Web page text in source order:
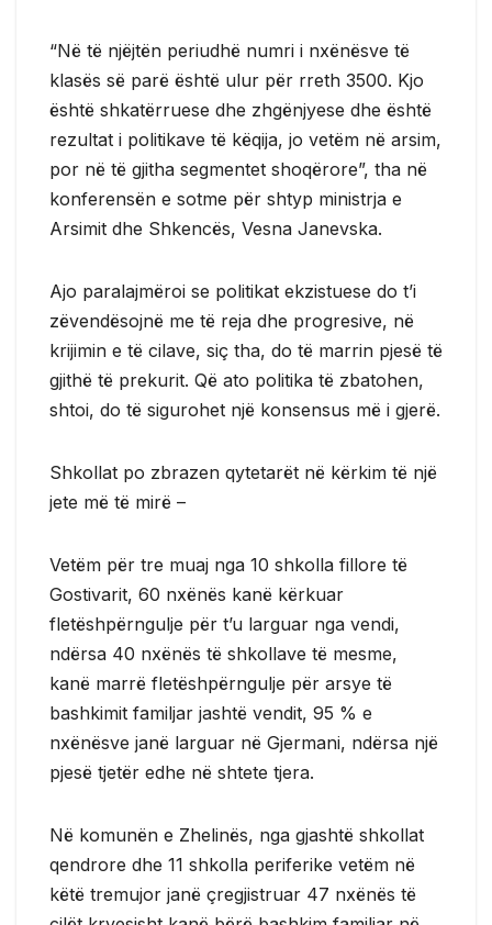
“Në të njëjtën periudhë numri i nxënësve të
klasës së parë është ulur për rreth 3500. Kjo
është shkatërruese dhe zhgënjyese dhe është
rezultat i politikave të këqija, jo vetëm në arsim,
por në të gjitha segmentet shoqërore”, tha në
konferensën e sotme për shtyp ministrja e
Arsimit dhe Shkencës, Vesna Janevska.
Ajo paralajmëroi se politikat ekzistuese do t’i
zëvendësojnë me të reja dhe progresive, në
krijimin e të cilave, siç tha, do të marrin pjesë të
gjithë të prekurit. Që ato politika të zbatohen,
shtoi, do të sigurohet një konsensus më i gjerë.
Shkollat po zbrazen qytetarët në kërkim të një
jete më të mirë –
Vetëm për tre muaj nga 10 shkolla fillore të
Gostivarit, 60 nxënës kanë kërkuar
fletëshpërngulje për t’u larguar nga vendi,
ndërsa 40 nxënës të shkollave të mesme,
kanë marrë fletëshpërngulje për arsye të
bashkimit familjar jashtë vendit, 95 % e
nxënësve janë larguar në Gjermani, ndërsa një
pjesë tjetër edhe në shtete tjera.
Në komunën e Zhelinës, nga gjashtë shkollat
qendrore dhe 11 shkolla periferike vetëm në
këtë tremujor janë çregjistruar 47 nxënës të